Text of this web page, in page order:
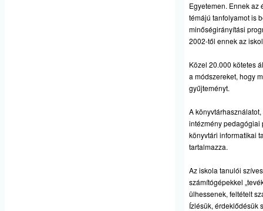
Egyetemen. Ennek az
témájú tanfolyamot is
minőségirányítási
2002-től ennek az
Közel 20.000 kötetes
a módszereket, hogy
gyűjteményt.
A
intézmény pedagógiai
könyvtári informatikai
tartalmazza.
Az iskola tanulói
számítógépekkel
ülhessenek, feltételt
Ízlésük, érdeklődésük